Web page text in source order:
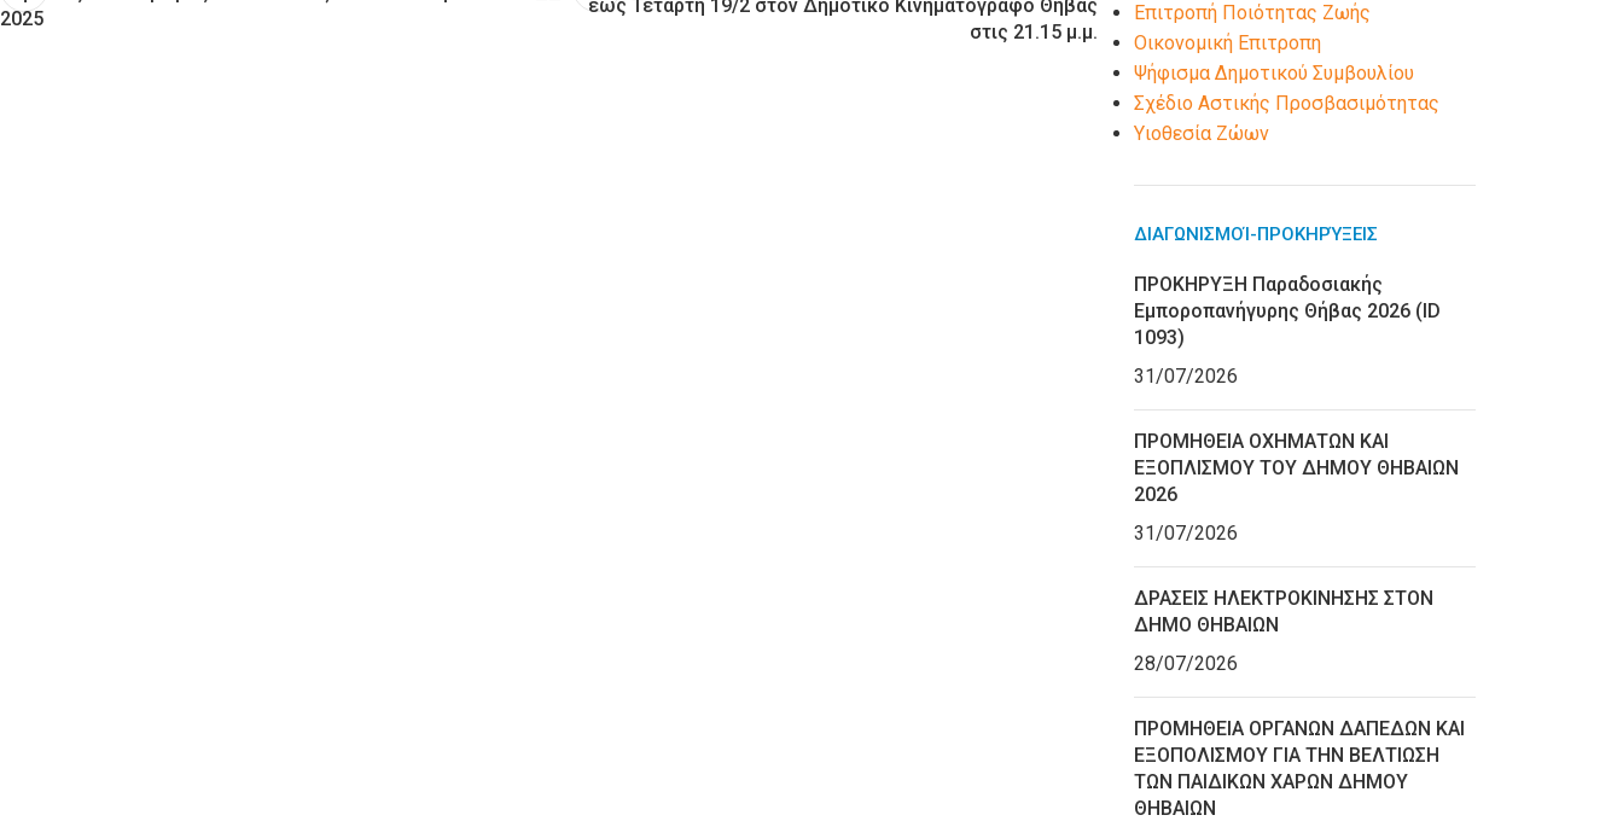
2025
έως Τετάρτη 19/2 στον Δημοτικό Κινηματογράφο Θήβας
στις 21.15 μ.μ.
Επιτροπή Ποιότητας Ζωής
Οικονομική Επιτροπη
Ψήφισμα Δημοτικού Συμβουλίου
Σχέδιο Αστικής Προσβασιμότητας
Υιοθεσία Ζώων
ΔΙΑΓΩΝΙΣΜΟΊ-ΠΡΟΚΗΡΎΞΕΙΣ
ΠΡΟΚΗΡΥΞΗ Παραδοσιακής
Εμποροπανήγυρης Θήβας 2026 (ID
1093)
31/07/2026
ΠΡΟΜΗΘΕΙΑ ΟΧΗΜΑΤΩΝ ΚΑΙ
ΕΞΟΠΛΙΣΜΟΥ ΤΟΥ ΔΗΜΟΥ ΘΗΒΑΙΩΝ
2026
31/07/2026
ΔΡΑΣΕΙΣ ΗΛΕΚΤΡΟΚΙΝΗΣΗΣ ΣΤΟΝ
ΔΗΜΟ ΘΗΒΑΙΩΝ
28/07/2026
ΠΡΟΜΗΘΕΙΑ ΟΡΓΑΝΩΝ ΔΑΠΕΔΩΝ ΚΑΙ
ΕΞΟΠΟΛΙΣΜΟΥ ΓΙΑ ΤΗΝ ΒΕΛΤΙΩΣΗ
ΤΩΝ ΠΑΙΔΙΚΩΝ ΧΑΡΩΝ ΔΗΜΟΥ
ΘΗΒΑΙΩΝ